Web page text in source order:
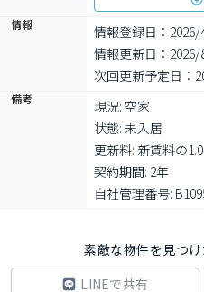
情報
情報登録日：2026/
情報更新日：
次回更新予定日：
備考
現況: 空家
状態: 未入居
更新料: 新賃料の
契約期間: 2年
自社管理番号:
素敵な物件を見つ
LINEで共有